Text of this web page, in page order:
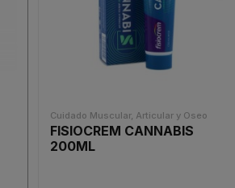
Cuidado Muscular, Articular y Oseo
FISIOCREM CANNABIS
200ML